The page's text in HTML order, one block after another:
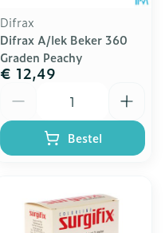
Difrax
Difrax A/lek Beker 360
Graden Peachy
€ 12,49
Bestel